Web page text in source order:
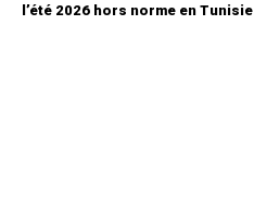
l’été 2026 hors norme en Tunisie